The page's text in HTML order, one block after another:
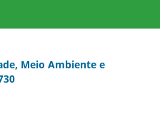
Meio Ambiente e